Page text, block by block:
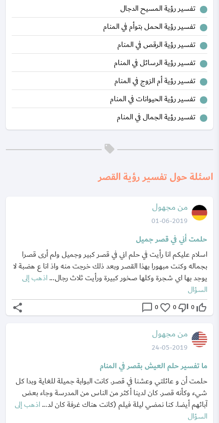
تفسير رؤية المسيح الدجال
تفسير رؤية الحمل بتوأم في المنام
تفسير رؤية الرقص في المنام
تفسير رؤية الرسائل في المنام
تفسير رؤية أم الزوج في المنام
تفسير رؤية الحيوانات في المنام
تفسير رؤية الجمال في المنام
اسئلة حول تفسير رؤية القصر
من مجهول
01-06-2019
حلمت أني في قصر جميل
اسلام عليكم انا رأيت في حلم اني في قصر كبير وجميل ولم أرى قصرا
بجماله وكنت مبهورا بهذا القصر وبعد ذلك خرجت منه واذ انا ع هضبة لا
يوجد بها اي شجرة وكلها صخور كبيرة ورأيت ثلاث رجال...اذهب إلى
السؤال
thumb_up_off_alt
0
thumb_down_off_alt
0
favorite_border
0
chat_bubble_outline
share
من مجهول
24-05-2019
ما تفسير حلم العيش بقصر في المنام
حلمت أن و عائلتي وعشنا في قصر. كانت البوابة جميلة للغاية وبدا كل
شيء وكأنه قصر. كان لدينا أكثر من الناس من المدرسة وجاء بعض
آبائهم أيضا. كنا نمضي ليلة فيلم (كانت هناك غرفة كان لد...اذهب إلى
السؤال